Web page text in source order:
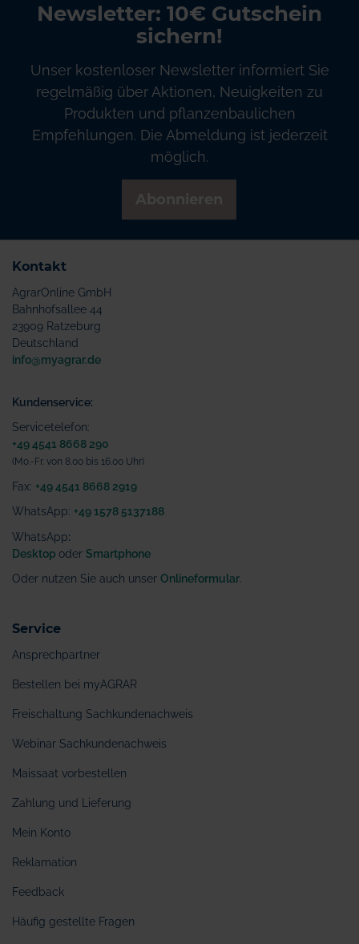
Newsletter: 10€ Gutschein
sichern!
Unser kostenloser Newsletter informiert Sie
regelmäßig über Aktionen, Neuigkeiten zu
Produkten und pflanzenbaulichen
Empfehlungen. Die Abmeldung ist jederzeit
möglich.
Kontakt
AgrarOnline GmbH
Bahnhofsallee 44
23909 Ratzeburg
Deutschland
info@myagrar.de
Kundenservice:
Servicetelefon:
+49 4541 8668 290
(Mo.-Fr. von 8.00 bis 16.00 Uhr)
Fax: +49 4541 8668 2919
WhatsApp: +49 1578 5137188
WhatsApp:
Desktop oder Smartphone
Oder nutzen Sie auch unser Onlineformular
Service
Ansprechpartner
Bestellen bei myAGRAR
Freischaltung Sachkundenachweis
Webinar Sachkundenachweis
Maissaat vorbestellen
Zahlung und Lieferung
Mein Konto
Reklamation
Feedback
Häufig gestellte Fragen